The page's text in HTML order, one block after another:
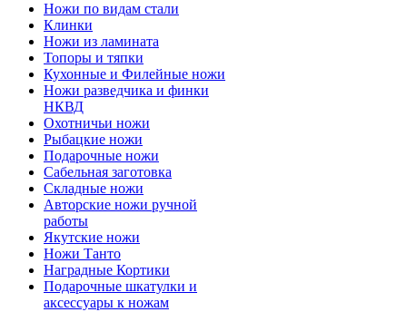
Ножи по видам стали
Клинки
Ножи из ламината
Топоры и тяпки
Кухонные и Филейные ножи
Ножи разведчика и финки
НКВД
Охотничьи ножи
Рыбацкие ножи
Подарочные ножи
Сабельная заготовка
Складные ножи
Авторские ножи ручной
работы
Якутские ножи
Ножи Танто
Наградные Кортики
Подарочные шкатулки и
аксессуары к ножам